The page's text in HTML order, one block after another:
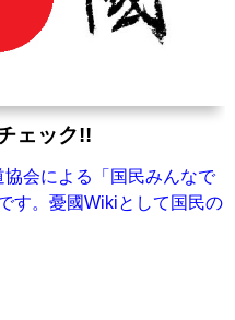
ェック!!
会による「国民みんなで
す。憂國Wikiとして国民の